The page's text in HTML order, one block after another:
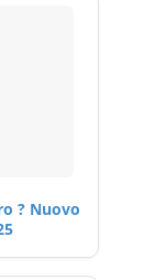
? Nuovo